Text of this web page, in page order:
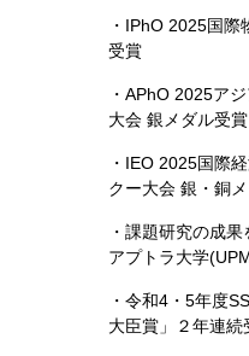
・IPhO 2025国
受賞
・APhO 2025ア
大会 銀メダル受賞
・IEO 2025国際
クー大会 銀・銅
・課題研究の成
アプトラ大学
・令和4・5年度
大臣賞」２年連続